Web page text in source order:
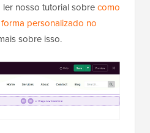
nosso tutorial sobrecomo
personalizado no
sobre isso.